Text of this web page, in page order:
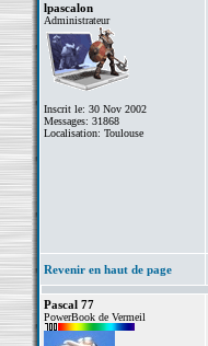
lpascalon
Administrateur
Inscrit le: 30 Nov 2002
Messages: 31868
Localisation: Toulouse
Revenir en haut de page
Pascal 77
PowerBook de Vermeil